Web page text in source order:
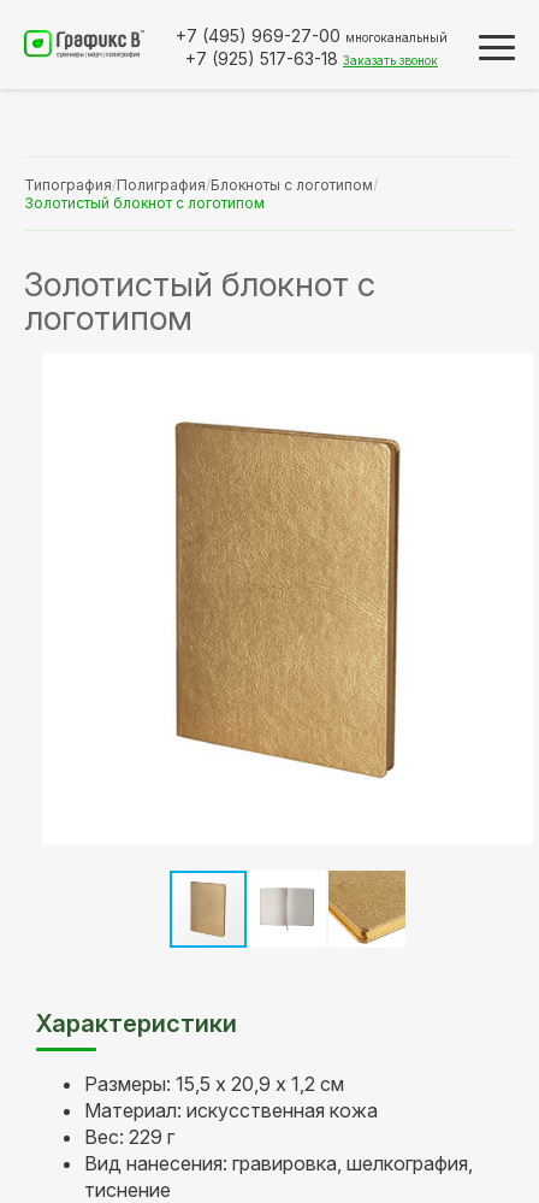
+7 (495) 969-27-00 многоканальный
+7 (925) 517-63-18 Заказать звонок
Типография/Полиграфия/Блокноты с логотипом/
Золотистый блокнот с логотипом
Золотистый блокнот с
логотипом
Характеристики
Размеры: 15,5 х 20,9 х 1,2 см
Материал: искусственная кожа
Вес: 229 г
Вид нанесения: гравировка, шелкография,
тиснение